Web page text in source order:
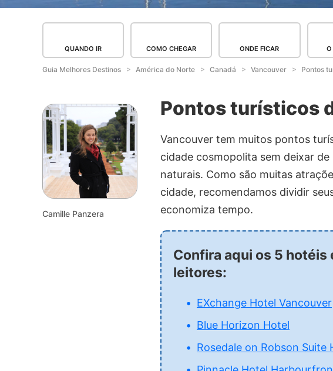
QUANDO IR COMO CHEGAR ONDE FICAR O
Guia Melhores Destinos América do Norte Canadá Vancouver Pontos
Camille Panzera
Pontos turísticos
Vancouver tem muitos pontos
cidade cosmopolita sem deixar
naturais. Como são muitas
cidade, recomendamos dividir
economiza tempo.
Confira aqui os 5
leitores:
EXchange Hotel Vancouver
Blue Horizon Hotel
Rosedale on Robson Suite